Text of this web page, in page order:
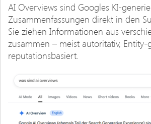
AI Overviews sind Googles KI-
Zusammenfassungen direkt in den
Sie ziehen Informationen aus
zusammen – meist autoritativ,
reputationsbasiert.